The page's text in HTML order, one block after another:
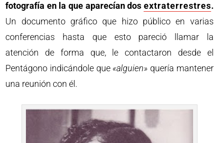
fotografía en la que aparecían dos extraterrestres.
Un documento gráfico que hizo público en varias
conferencias hasta que esto pareció llamar la
atención de forma que, le contactaron desde el
Pentágono indicándole que «alguien» quería mantener
una reunión con él.